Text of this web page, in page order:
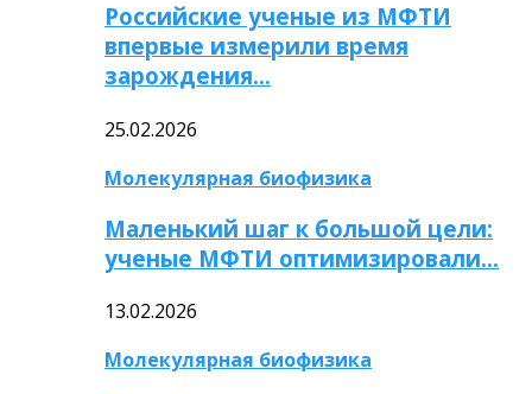
Российские ученые из МФТИ
впервые измерили время
зарождения…
25.02.2026
Молекулярная биофизика
Маленький шаг к большой цели:
ученые МФТИ оптимизировали…
13.02.2026
Молекулярная биофизика